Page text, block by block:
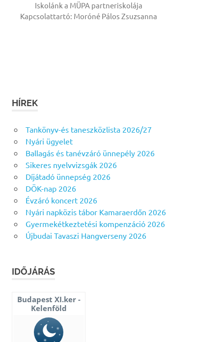
Iskolánk a MÜPA partneriskolája
Kapcsolattartó: Moróné Pálos Zsuzsanna
HÍREK
Tankönyv-és taneszközlista 2026/27
Nyári ügyelet
Ballagás és tanévzáró ünnepély 2026
Sikeres nyelvvizsgák 2026
Díjátadó ünnepség 2026
DÖK-nap 2026
Évzáró koncert 2026
Nyári napközis tábor Kamaraerdőn 2026
Gyermekétkeztetési kompenzáció 2026
Újbudai Tavaszi Hangverseny 2026
IDŐJÁRÁS